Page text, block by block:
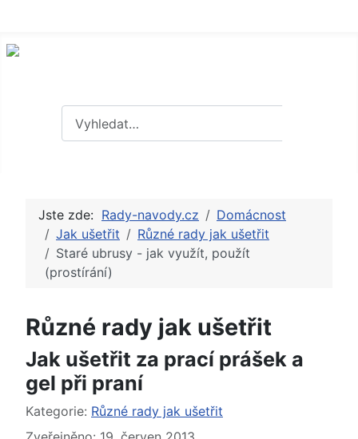
Jste zde: Rady-navody.cz
Domácnost
Jak ušetřit
Různé rady jak ušetřit
Staré ubrusy - jak využít, použít
(prostírání)
Různé rady jak ušetřit
Jak ušetřit za prací prášek a
gel při praní
Základní údaje
Kategorie: Různé rady jak ušetřit